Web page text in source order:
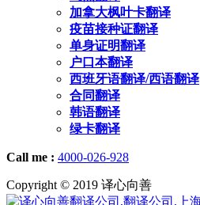
加拿大枫叶卡翻译
疫苗接种证翻译
单身证明翻译
户口本翻译
西班牙语翻译/西语翻译
合同翻译
韩语翻译
绿卡翻译
Call me : 4000-026-928
Copyright © 2019 译心向善